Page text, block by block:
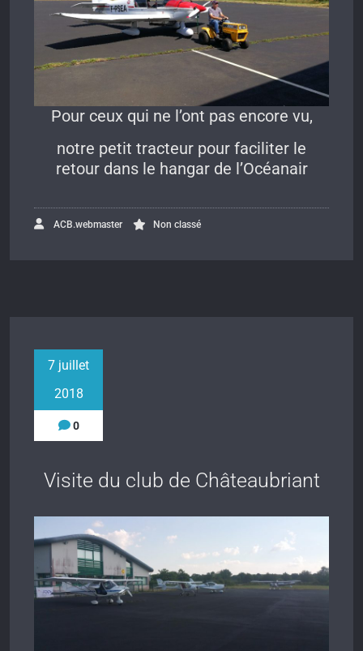
Pour ceux qui ne l’ont pas encore vu,
notre petit tracteur pour faciliter le
retour dans le hangar de l’Océanair
ACB.webmaster Non classé
7 juillet
2018
0
Visite du club de Châteaubriant